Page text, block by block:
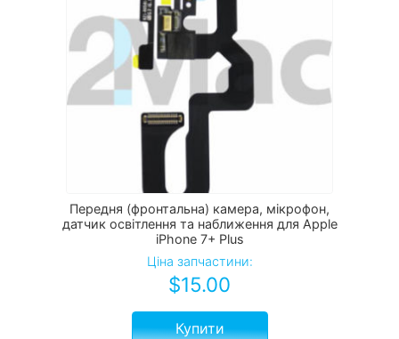
Передня (фронтальна) камера, мікрофон,
датчик освітлення та наближення для Apple
iPhone 7+ Plus
Ціна запчастини:
$15.00
Купити